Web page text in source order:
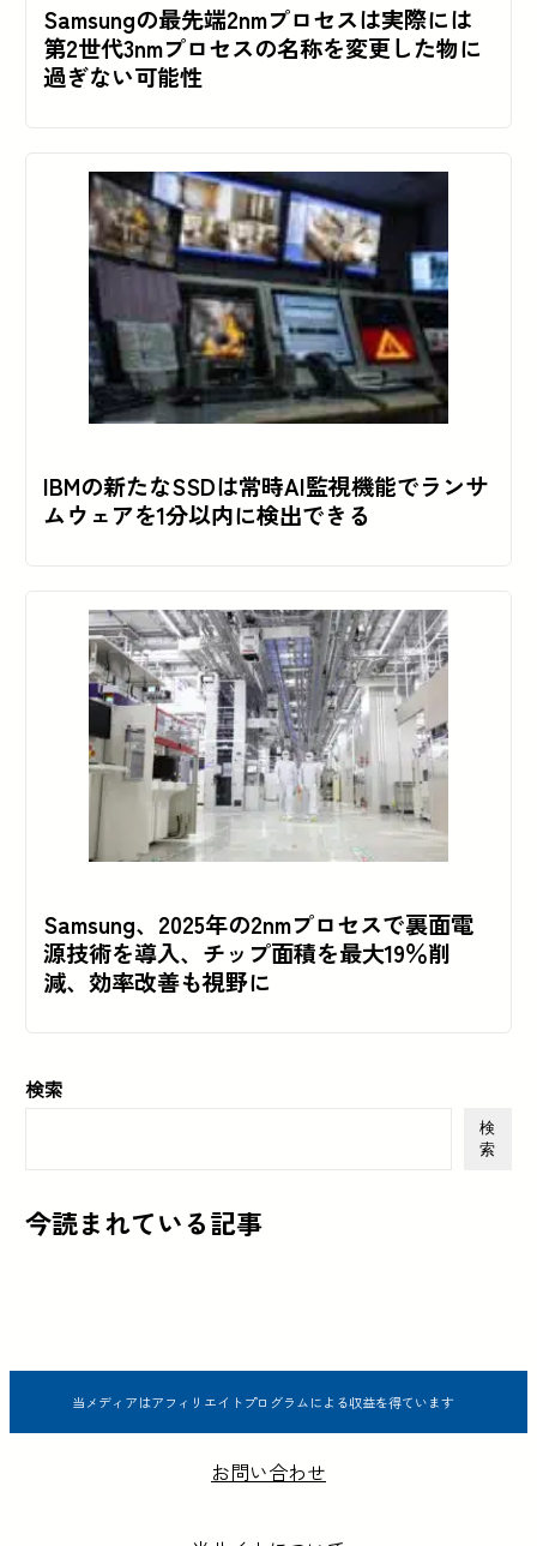
Samsungの最先端2nmプロセスは実際には
第2世代3nmプロセスの名称を変更した物に
過ぎない可能性
IBMの新たなSSDは常時AI監視機能でランサ
ムウェアを1分以内に検出できる
Samsung、2025年の2nmプロセスで裏面電
源技術を導入、チップ面積を最大19％削
減、効率改善も視野に
検索
検
索
今読まれている記事
当メディアはアフィリエイトプログラムによる収益を得ています
お問い合わせ